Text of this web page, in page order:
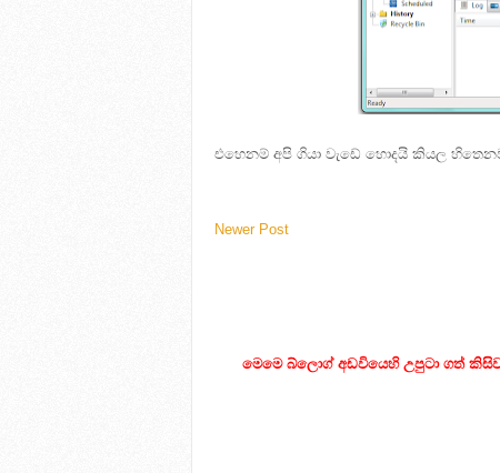
එහෙනම් අපි ගියා වැඩේ හොදයි කියල
Newer Post
මෙමෙ බ්ලොග් අඩවියෙහි උපුටා ගත්